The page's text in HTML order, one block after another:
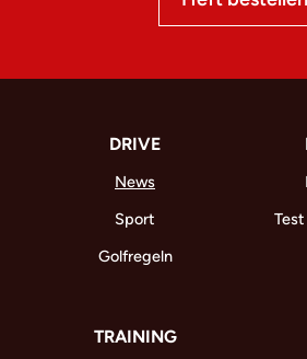
DRIVE
News
Sport
Golfregeln
TRAINING